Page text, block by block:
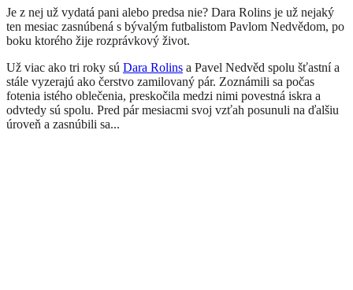
Je z nej už vydatá pani alebo predsa nie? Dara Rolins je už nejaký
ten mesiac zasnúbená s bývalým futbalistom Pavlom Nedvědom, po
boku ktorého žije rozprávkový život.
Už viac ako tri roky sú Dara Rolins a Pavel Nedvěd spolu šťastní a
stále vyzerajú ako čerstvo zamilovaný pár. Zoznámili sa počas
fotenia istého oblečenia, preskočila medzi nimi povestná iskra a
odvtedy sú spolu. Pred pár mesiacmi svoj vzťah posunuli na ďalšiu
úroveň a zasnúbili sa...